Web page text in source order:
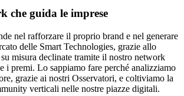
che guida le imprese
nel rafforzare il proprio brand e nel generare
delle Smart Technologies, grazie allo
misura declinate tramite il nostro network
i premi. Lo sappiamo fare perché analizziamo
grazie ai nostri Osservatori, e coltiviamo la
verticali nelle nostre piazze digitali.